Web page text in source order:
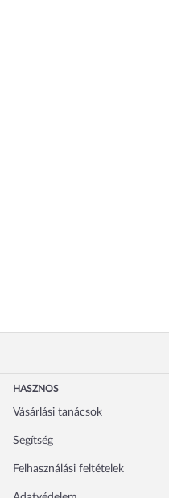
HASZNOS
Vásárlási tanácsok
Segítség
Felhasználási feltételek